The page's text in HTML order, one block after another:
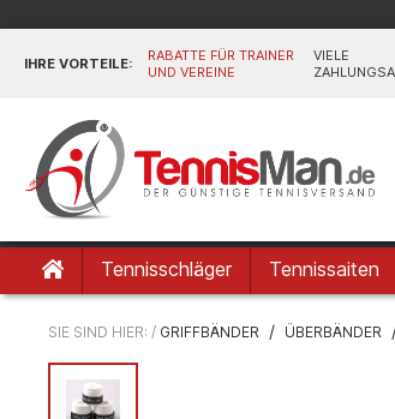
IHRE VORTEILE:
RABATTE FÜR TRAINER
UND VEREINE
VIELE
Tennisschläger Tennissaiten
SIE SIND HIER: / GRIFFBÄNDER / ÜBERBÄNDER